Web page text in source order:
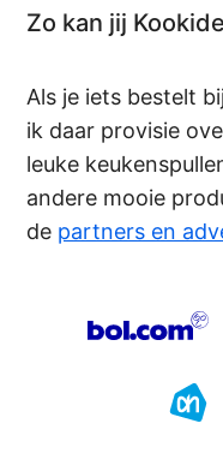
Zo kan jij
Als je iets bestelt
ik daar provisie
leuke
andere mooie
de partners en